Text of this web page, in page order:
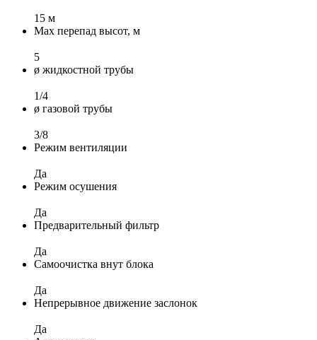
15 м
Max перепад высот, м
5
ø жидкостной трубы
1/4
ø газовой трубы
3/8
Режим вентиляции
Да
Режим осушения
Да
Предварительный фильтр
Да
Самоочистка внут блока
Да
Непрерывное движение заслонок
Да